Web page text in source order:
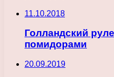
11.10.2018
Голландский
помидорами
20.09.2019